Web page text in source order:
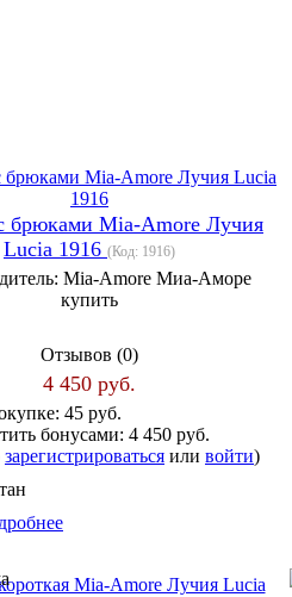
брюками Mia-Amore Лучия
Lucia 1916 (Код: 1916)
Mia-Amore Миа-Аморе
купить
Отзывов (0)
4 450 руб.
45 руб.
бонусами: 4 450 руб.
зарегистрироваться или войти)